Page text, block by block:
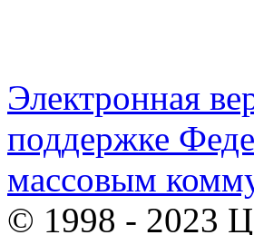
Электронная
поддержке
массовым
© 1998 - 2023